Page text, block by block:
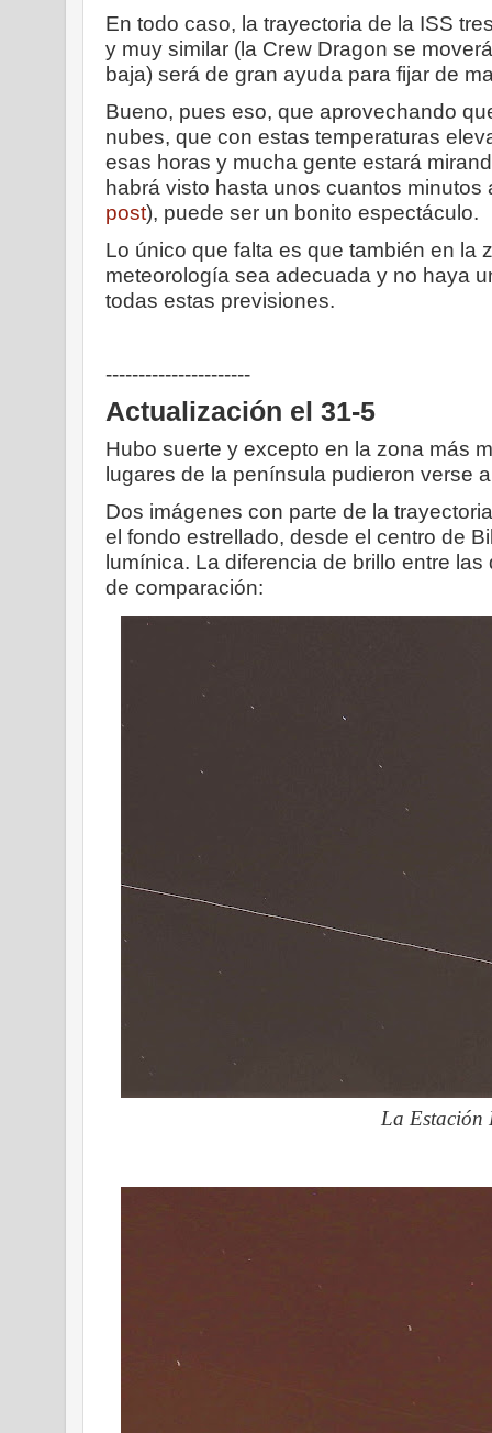
En todo caso, la trayectoria de la ISS
y muy similar (la Crew Dragon se
baja) será de gran ayuda para fijar de
Bueno, pues eso, que aprovechando
nubes, que con estas temperaturas
esas horas y mucha gente estará
habrá visto hasta unos cuantos minutos
post), puede ser un bonito espectáculo.
Lo único que falta es que también en la
meteorología sea adecuada y no haya
todas estas previsiones.
----------------------
Actualización el 31-5
Hubo suerte y excepto en la zona más
lugares de la península pudieron verse
Dos imágenes con parte de la
el fondo estrellado, desde el centro de
lumínica. La diferencia de brillo entre
de comparación:
La Estación